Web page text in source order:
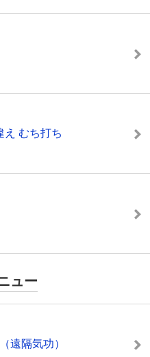
え むち打ち
ュー
遠隔気功）